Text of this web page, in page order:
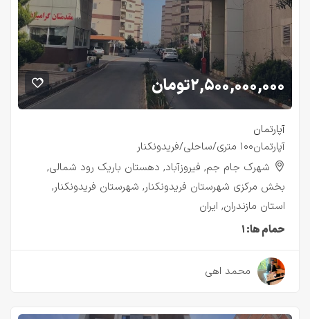
۲,۵۰۰,۰۰۰,۰۰۰تومان
آپارتمان
آپارتمان۱۰۰ متری/ساحلی/فریدونکنار
شهرک جام جم, فیروزآباد, دهستان باریک رود شمالی,
بخش مرکزی شهرستان فریدونکنار, شهرستان فریدونکنار,
استان مازندران, ایران
حمام ها:۱
محمد اهی